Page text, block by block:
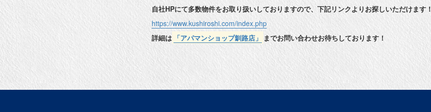
自社HPにて多数物件をお取り扱いしておりますので、下記リンクよりお探しいただけます！
https://www.kushiroshi.com/index.php
詳細は 「アパマンショップ釧路店」 までお問い合わせお待ちしております！